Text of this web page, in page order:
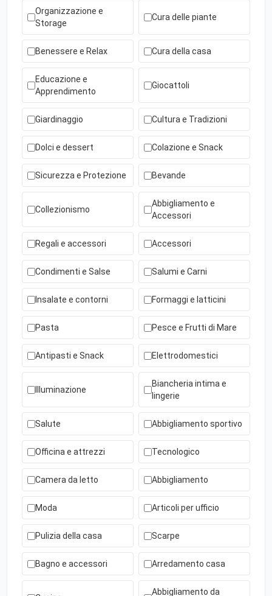
Organizzazione e
Storage
Cura delle piante
Benessere e Relax Cura della casa
Educazione e
Apprendimento
Giocattoli
Giardinaggio Cultura e Tradizioni
Dolci e dessert Colazione e Snack
Sicurezza e Protezione Bevande
Collezionismo
Abbigliamento e
Accessori
Regali e accessori Accessori
Condimenti e Salse Salumi e Carni
Insalate e contorni Formaggi e latticini
Pasta Pesce e Frutti di Mare
Antipasti e Snack Elettrodomestici
Illuminazione
Biancheria intima e
lingerie
Salute Abbigliamento sportivo
Officina e attrezzi Tecnologico
Camera da letto Abbigliamento
Moda Articoli per ufficio
Pulizia della casa Scarpe
Bagno e accessori Arredamento casa
Abbigliamento da